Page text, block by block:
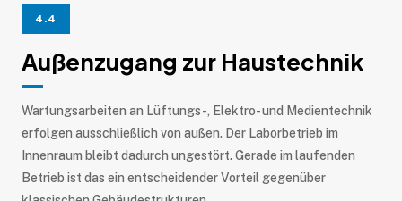
4.4
Außenzugang zur Haustechnik
Wartungsarbeiten an Lüftungs-, Elektro- und Medientechnik
erfolgen ausschließlich von außen. Der Laborbetrieb im
Innenraum bleibt dadurch ungestört. Gerade im laufenden
Betrieb ist das ein entscheidender Vorteil gegenüber